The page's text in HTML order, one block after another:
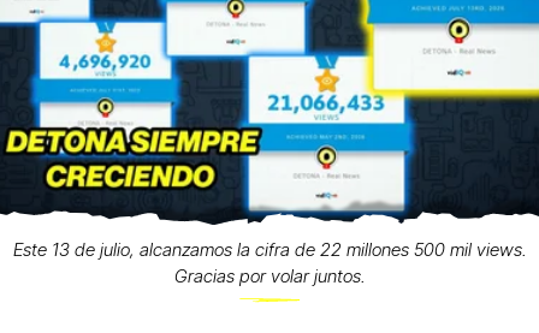
Este 13 de julio, alcanzamos la cifra de 22 millones 500 mil views.
Gracias por volar juntos.